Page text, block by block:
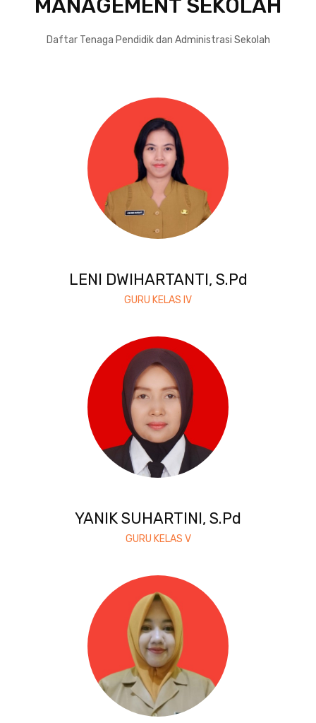
MANAGEMENT SEKOLAH
Daftar Tenaga Pendidik dan Administrasi Sekolah
LENI DWIHARTANTI, S.Pd
GURU KELAS IV
YANIK SUHARTINI, S.Pd
GURU KELAS V